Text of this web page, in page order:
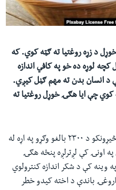
د زړه روغتیا ته ګټه کوي. که
لوړه ده خو په کافي اندازه
د انسان بدن ته مهم ګڼل کیږي.
چې ایا هګۍ خوړل روغتیا ته
په امریکا کې د باسټن پوهنتون څیړونکو د ۲۳۰۰ بالغو وګړو په اړه له
اونۍ کې لږترلږه پنځه هګۍ
وینه کې د شکر اندازه کنترولوي
باندې د اخته کیدو خطر